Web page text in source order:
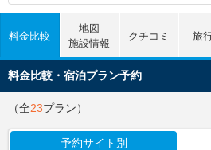
料金比較
地図
施設情報
クチコミ 旅
料金比較・宿泊プラン予約
（全23プラン）
予約サイト別